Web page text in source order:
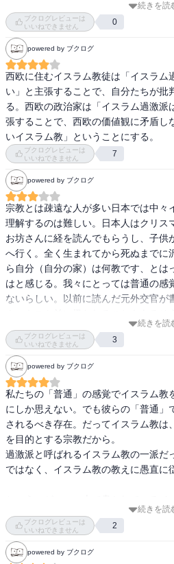
続きを読
ブクログレビューは
いいねできません
0
powered by ブクログ
西欧に住むイスラム教徒は「イスラム
い」と主張することで、自分たちが批
る。西欧の政治家は「イスラム過激派
張することで、西欧の価値観に矛盾し
いイスラム教」ということにする。
ブクログレビューは
いいねできません
7
powered by ブクログ
宗教とは疎遠な人が多い日本では中々
理解するのは難しい。日本人はクリス
お坊さんに経を読んでもらうし、子供
へ行く。全く生まれてから死ぬまでに
ら自分（自分の家）は何教です、とは
はと感じる。我々にとっては普通の感
ないらしい。以前に読んだ元外交官が
されたらせめて神道です、ぐらいに答
と。
そんな日本人だからかイスラム含む宗
ながらかなり大雑把に捉えると、政治
教分離の原則・立場をとるのがキリス
く関わる政教一致の形になっているの
ラム教徒をムスリムと呼ぶが、ムスリ
クシーを使うと、運転手さんがたまに
止して街の至る所にある礼拝施設に行
本書に面白い話があった。エジプトで
社が成り立たないから、幾分誇張もあ
者はイスラム教の研究者としてはテレ
だそうだ。
本書・筆者は基本的にはコーランの記
続きを読
ブクログレビューは
いいねできません
3
powered by ブクログ
私たちの「普通」の感覚でイスラム教
にしか思えない。でも彼らの「普通」
されるべき存在。だってイスラム教は
を目的とする宗教だから。
過激派と呼ばれるイスラム教の一派だ
ではなく、イスラム教の教えに愚直に
この話を100%信じていいの？と自分
だってイスラム教って世界人口の20%
続きを読
ブクログレビューは
いいねできません
2
powered by ブクログ